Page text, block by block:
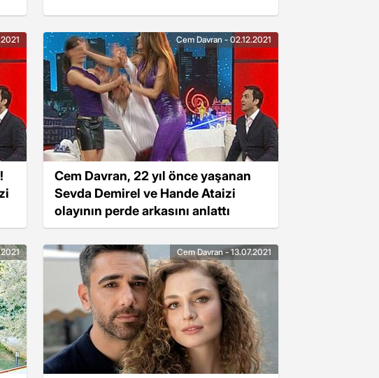
Cem Davran, 22 yıl önce yaşanan
Sevda Demirel ve Hande Ataizi
olayının perde arkasını anlattı
Cem Davran - 02.12.2021
Cem Davran - 13.07.2021